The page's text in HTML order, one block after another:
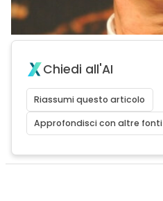
Chiedi all'AI
Riassumi questo articolo
Approfondisci con altre fonti